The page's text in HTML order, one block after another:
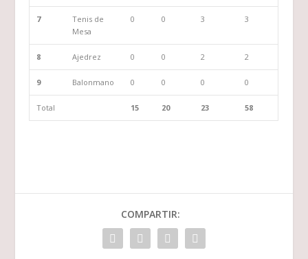
7
Tenis de
Mesa
0 0 3 3
8 Ajedrez 0 0 2 2
9 Balonmano 0 0 0 0
Total 15 20 23 58
COMPARTIR: